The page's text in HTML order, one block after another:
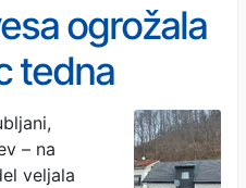
ogrožala
tedna
ceste
– na
veljala